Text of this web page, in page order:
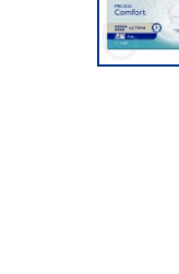
FÜR